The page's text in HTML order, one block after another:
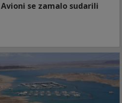
se zamalo sudarili